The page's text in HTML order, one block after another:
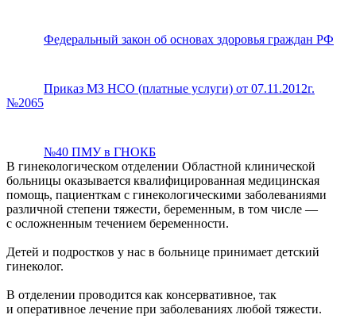
Федеральный закон об основах здоровья граждан РФ
Приказ МЗ НСО (платные услуги) от 07.11.2012г.
№2065
№40 ПМУ в ГНОКБ
В гинекологическом отделении Областной клинической
больницы оказывается квалифицированная медицинская
помощь, пациенткам с гинекологическими заболеваниями
различной степени тяжести, беременным, в том числе —
с осложненным течением беременности.
Детей и подростков у нас в больнице принимает детский
гинеколог.
В отделении проводится как консервативное, так
и оперативное лечение при заболеваниях любой тяжести.